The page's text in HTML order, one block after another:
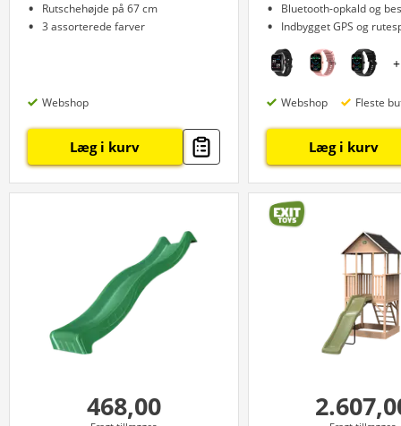
Rutschehøjde på 67 cm
3 assorterede farver
Webshop
Læg i kurv
Bluetooth-opkald og
Indbygget GPS og
+
Webshop Fleste
Læg i kurv
468,00